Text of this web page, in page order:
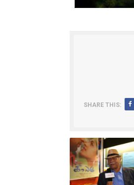
SHARE THIS: